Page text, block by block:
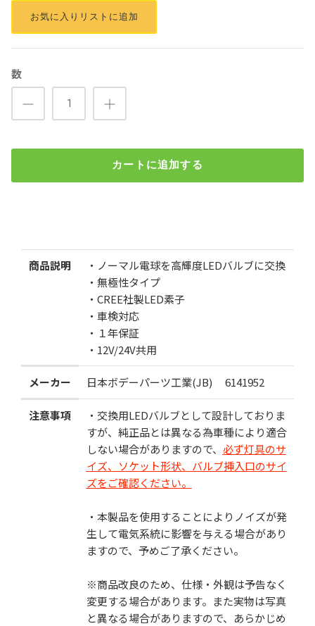
お気に入りリストに追加
数
カートに追加する
¥3,000 （税込）
カートに追加する
お気に入りに追加
検索
商品説明
・ノーマル電球を高輝度LEDバルブに交換
・無極性タイプ
・CREE社製LED素子
・車検対応
・１年保証
・12V/24V共用
メーカー 日本ボデーパーツ工業(JB) 6141952
注意事項
・交換用LEDバルブとして設計しておりま
すが、純正品とは異なる為車種により適合
しない場合がありますので、 必ず灯具のサ
イズ、ソケット形状、バルブ挿入口のサイ
ズをご確認ください。
・本製品を使用することによりノイズが発
生して電気系統に影響を与える場合があり
ますので、予めご了承ください。
※商品改良のため、仕様・外観は予告なく
変更する場合があります。また実物は写真
と異なる場合がありますので、あらかじめ